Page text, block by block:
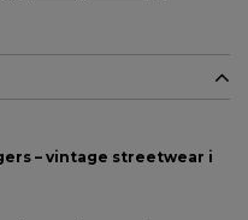
– vintage streetwear i